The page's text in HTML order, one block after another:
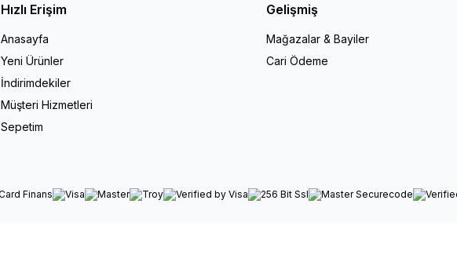
Hızlı Erişim
Anasayfa
Yeni Ürünler
İndirimdekiler
Müşteri Hizmetleri
Sepetim
Gelişmiş
Mağazalar & Bayiler
Cari Ödeme